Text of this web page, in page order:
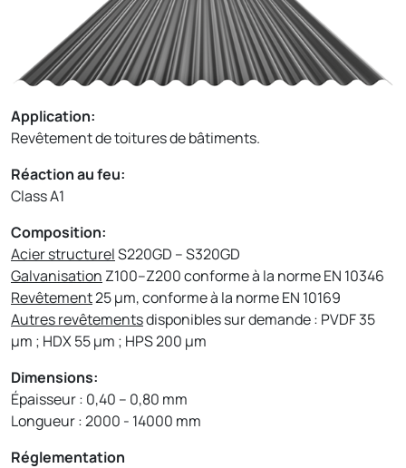
Application:
Revêtement de toitures de bâtiments.
Réaction au feu:
Class A1
Composition:
Acier structurelS220GD – S320GD
Galvanisation Z100–Z200 conforme à la norme EN 10346
Revêtement25 µm, conforme à la norme EN 10169
Autres revêtementsdisponibles sur demande : PVDF 35
µm ; HDX 55 µm ; HPS 200 µm
Dimensions:
Épaisseur : 0,40 – 0,80 mm
Longueur : 2000 - 14000 mm
Réglementation